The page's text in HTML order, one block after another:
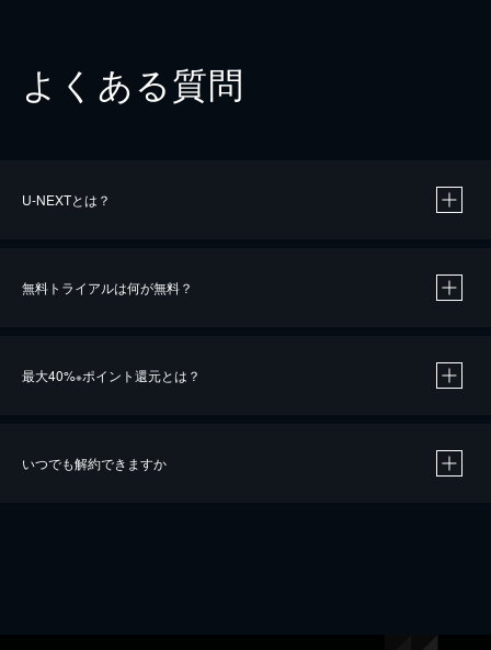
よくある質問
U-NEXTとは？
無料トライアルは何が無料？
最大40%※ポイント還元とは？
いつでも解約できますか